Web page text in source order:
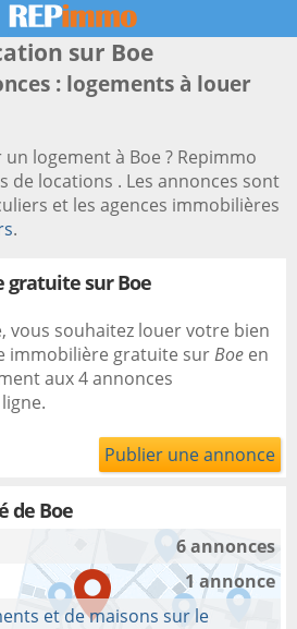
sur Boe
: logements à louer
logement à Boe ? Repimmo
de locations . Les annonces sont
et les agences immobilières
.
gratuite sur Boe
vous souhaitez louer votre bien
immobilière gratuite surBoe en
aux 4 annonces
Publier une annonce
de Boe
6 annonces
1 annonce
et de maisons sur le